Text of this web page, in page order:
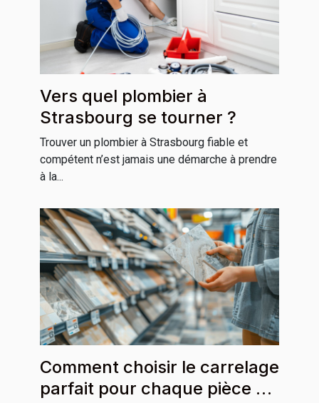
Vers quel plombier à
Strasbourg se tourner ?
Trouver un plombier à Strasbourg fiable et
compétent n’est jamais une démarche à prendre
à la...
Comment choisir le carrelage
parfait pour chaque pièce de